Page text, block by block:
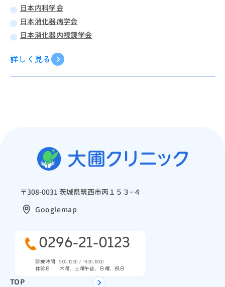
日本内科学会
日本消化器病学会
日本消化器内視鏡学会
詳しく見る
〒308-0031 茨城県筑西市丙１５３−４
Googlemap
0296-21-0123
診療時間 9:00-12:30 / 14:30-18:00
休診日
木曜、土曜午後、日曜、祝日
TOP